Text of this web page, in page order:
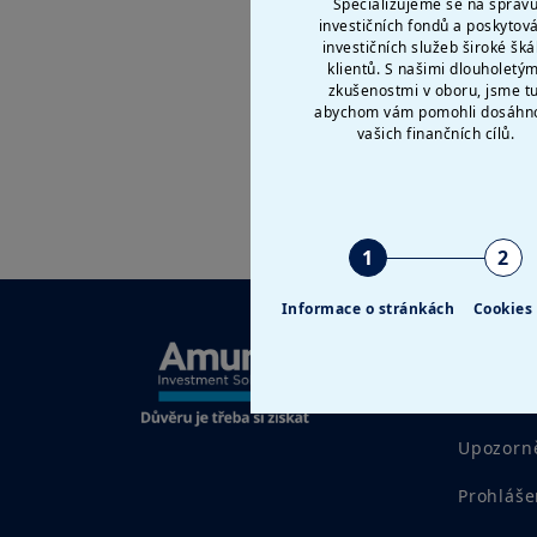
Specializujeme se na správu
investičních fondů a
investičních služeb široké
klientů. S našimi
zkušenostmi v oboru, jsme
abychom vám pomohli
vašich finančních cílů.
1
Informace o stránkách
2
Cookies